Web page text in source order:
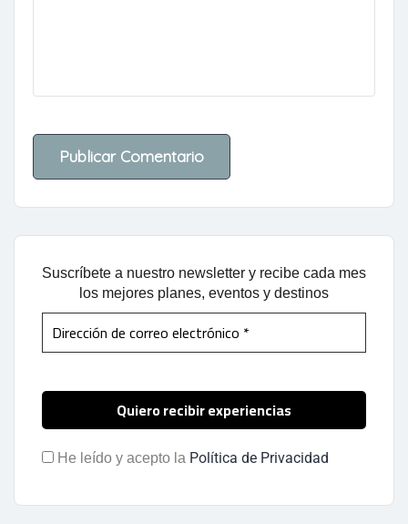
Suscríbete a nuestro newsletter y recibe cada mes
los mejores planes, eventos y destinos
He leído y acepto la Política de Privacidad